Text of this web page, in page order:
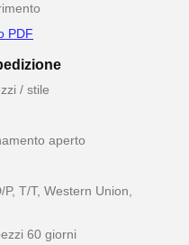
PDF
/ stile
aperto
T/T, Western Union,
60 giorni